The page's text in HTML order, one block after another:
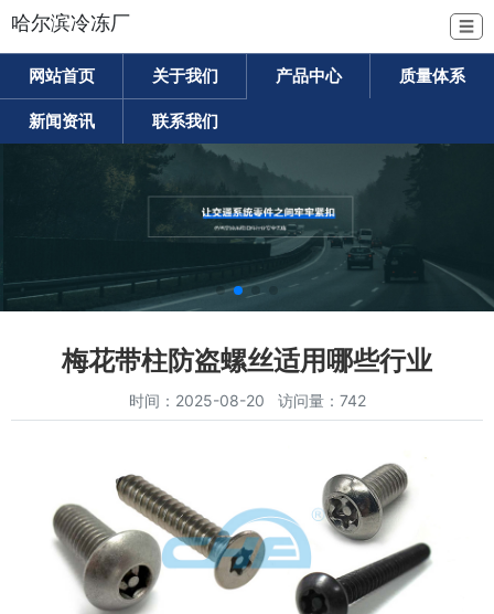
哈尔滨冷冻厂 ☰
网站首页 关于我们 产品中心 质量体系
新闻资讯 联系我们
梅花带柱防盗螺丝适用哪些行业
时间：2025-08-20 访问量：742